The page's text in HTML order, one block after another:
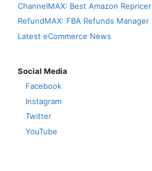
ChannelMAX: Best Amazon Repricer
RefundMAX: FBA Refunds Manager
Latest eCommerce News
Social Media
Facebook
Instagram
Twitter
YouTube